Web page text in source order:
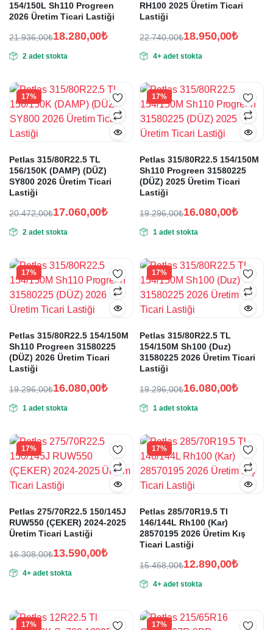
154/150L Sh110 Progreen
2026 Üretim Ticari Lastiği
21.936,00₺
fiyat:
18.280,00₺
andaki
18.280,00₺.
2 adet stokta
RH100 2025 Üretim Ticari
Lastiği
22.740,00₺
fiyat:
18.950,00₺
andaki
18.950,00₺.
4+ adet stokta
17%
Petlas 315/80R22.5 TL
156/150K (DAMP) (DÜZ)
SY800 2026 Üretim Ticari
Lastiği
20.472,00₺
fiyat:
17.060,00₺
andaki
17.060,00₺.
2 adet stokta
17%
Petlas 315/80R22.5 154/150M
Sh110 Progreen 31580225
(DÜZ) 2025 Üretim Ticari
Lastiği
19.296,00₺
fiyat:
16.080,00₺
andaki
16.080,00₺.
1 adet stokta
17%
Petlas 315/80R22.5 154/150M
Sh110 Progreen 31580225
(DÜZ) 2026 Üretim Ticari
Lastiği
19.296,00₺
fiyat:
16.080,00₺
andaki
16.080,00₺.
1 adet stokta
17%
Petlas 315/80R22.5 TL
154/150M Sh100 (Duz)
31580225 2026 Üretim Ticari
Lastiği
19.296,00₺
fiyat:
16.080,00₺
andaki
16.080,00₺.
1 adet stokta
17%
Petlas 275/70R22.5 150/145J
RUW550 (ÇEKER) 2024-2025
Üretim Ticari Lastiği
16.308,00₺
fiyat:
13.590,00₺
andaki
4+ adet stokta
17%
Petlas 285/70R19.5 Tl
146/144L Rh100 (Kar)
28570195 2026 Üretim Kış
Ticari Lastiği
15.468,00₺
fiyat:
12.890,00₺
andaki
12.890,00₺.
4+ adet stokta
17% 17%